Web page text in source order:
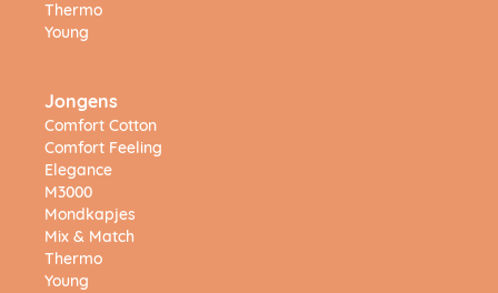
Thermo
Young
Jongens
Comfort Cotton
Comfort Feeling
Elegance
M3000
Mondkapjes
Mix & Match
Thermo
Young